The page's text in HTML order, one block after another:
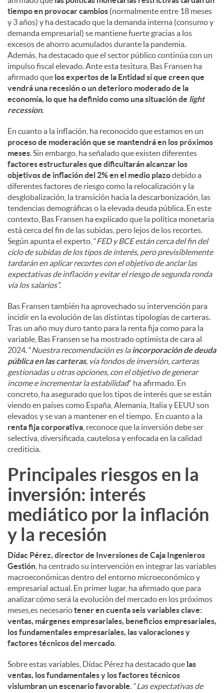
tiempo en provocar cambios (normalmente entre 18 meses
y 3 años) y ha destacado que la demanda interna (consumo y
demanda empresarial) se mantiene fuerte gracias a los
excesos de ahorro acumulados durante la pandemia.
Además, ha destacado que el sector público continúa con un
impulso fiscal elevado. Ante esta tesitura, Bas Fransen ha
afirmado que los expertos de la Entidad sí que creen que
vendrá una recesión o un deterioro moderado de la
economía, lo que ha definido como una situación de light
recession.
En cuanto a la inflación, ha reconocido que estamos en un
proceso de moderación que se mantendrá en los próximos
meses. Sin embargo, ha señalado que existen diferentes
factores estructurales que dificultarán alcanzar los
objetivos de inflación del 2% en el medio plazodebido a
diferentes factores de riesgo como la relocalización y la
desglobalización, la transición hacia la descarbonización, las
tendencias demográficas o la elevada deuda pública. En este
contexto, Bas Fransen ha explicado que la política monetaria
está cerca del fin de las subidas, pero lejos de los recortes.
Según apunta el experto, “FED y BCE están cerca del fin del
ciclo de subidas de los tipos de interés, pero previsiblemente
tardarán en aplicar recortes con el objetivo de anclar las
expectativas de inflación y evitar el riesgo de segunda ronda
vía los salarios”.
Bas Fransen también ha aprovechado su intervención para
incidir en la evolución de las distintas tipologías de carteras.
Tras un año muy duro tanto para la renta fija como para la
variable, Bas Fransen se ha mostrado optimista de cara al
2024. “Nuestra recomendación es laincorporación de deuda
pública en las carteras, vía fondos de inversión, carteras
gestionadas u otras opciones, con el objetivo de generar
income e incrementar la estabilidad” ha afirmado. En
concreto, ha asegurado que los tipos de interés que se están
viendo en países como España, Alemania, Italia y EEUU son
elevados y se van a mantener en el tiempo. En cuanto a la
renta fija corporativa , reconoce que la inversión debe ser
selectiva, diversificada, cautelosa y enfocada en la calidad
crediticia.
Principales riesgos en la
inversión: interés
mediático por la inflación
y la recesión
Dídac Pérez, director de Inversiones de Caja Ingenieros
Gestión , ha centrado su intervención en integrar las variables
macroeconómicas dentro del entorno microeconómico y
empresarial actual. En primer lugar, ha afirmado que para
analizar cómo será la evolución del mercado en los próximos
meses,es necesariotener en cuenta seis variables clave:
ventas, márgenes empresariales, beneficios empresariales,
los fundamentales empresariales, las valoraciones y
factores técnicos del mercado.
Sobre estas variables, Dídac Pérez ha destacado que las
ventas, los fundamentales y los factores técnicos
vislumbran un escenario favorable. “Las expectativas de